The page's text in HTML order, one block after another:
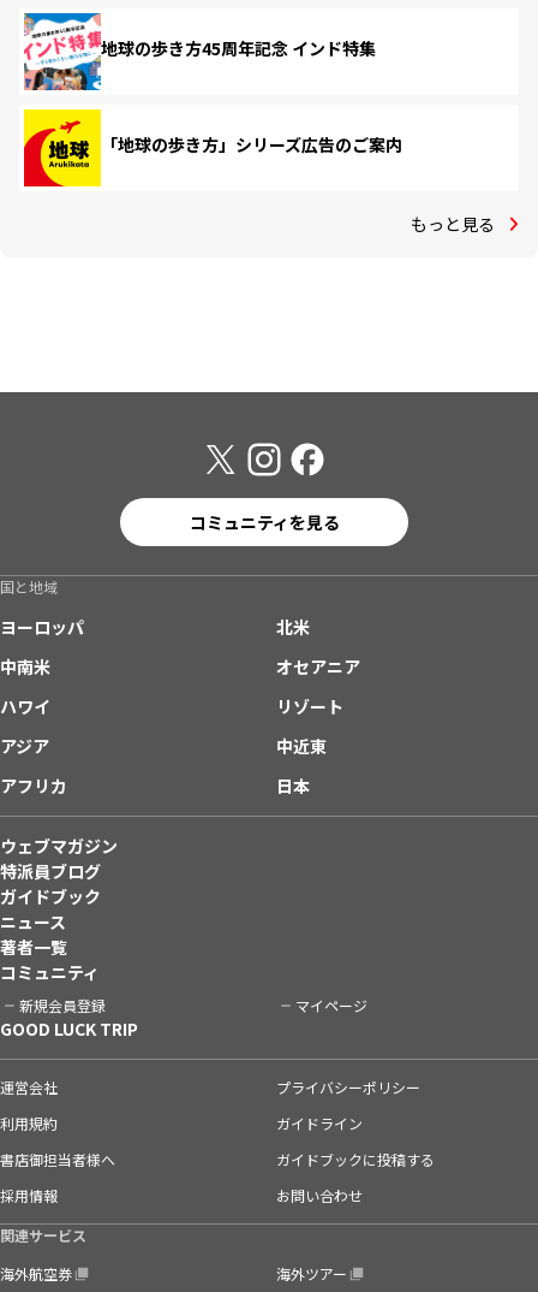
地球の歩き方45周年記念 インド特集
「地球の歩き方」シリーズ広告のご案内
もっと見る
コミュニティを見る
国と地域
ヨーロッパ
北米
中南米
オセアニア
ハワイ
リゾート
アジア
中近東
アフリカ
日本
ウェブマガジン
特派員ブログ
ガイドブック
ニュース
著者一覧
コミュニティ
新規会員登録 マイページ
GOOD LUCK TRIP
運営会社
プライバシーポリシー
利用規約
ガイドライン
書店御担当者様へ
ガイドブックに投稿する
採用情報
お問い合わせ
関連サービス
海外航空券
海外ツアー